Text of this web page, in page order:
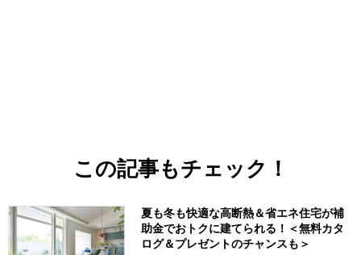
この記事もチェック！
夏も冬も快適な高断熱＆省エネ住宅が補
助金でおトクに建てられる！＜無料カタ
ログ＆プレゼントのチャンスも＞